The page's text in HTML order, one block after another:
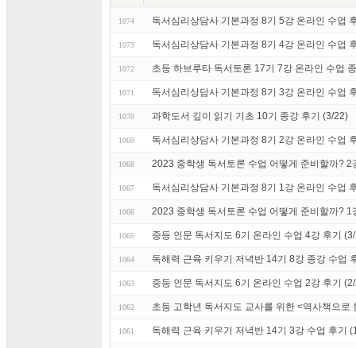
1074 독서심리상담사 기본과정 8기 5강 온라인 수업
1073 독서심리상담사 기본과정 8기 4강 온라인 수업
1072 초등 하브루타 독서토론 17기 7강 온라인 수업
1071 독서심리상담사 기본과정 8기 3강 온라인 수업
1070 과학도서 깊이 읽기 기초 10기 종강 후기 (3/22)
1069 독서심리상담사 기본과정 8기 2강 온라인 수업
1068 2023 중학생 독서토론 수업 어떻게 준비할까? 2
1067 독서심리상담사 기본과정 8기 1강 온라인 수업
1066 2023 중학생 독서토론 수업 어떻게 준비할까? 1
1065 중등 인문 독서지도 6기 온라인 수업 4강 후기
1064 독해력 근육 키우기 저녁반 14기 8강 종강 수업
1063 중등 인문 독서지도 6기 온라인 수업 2강 후기
1062 초등 고학년 독서지도 교사를 위한 <역사책으로
1061 독해력 근육 키우기 저녁반 14기 3강 수업 후기